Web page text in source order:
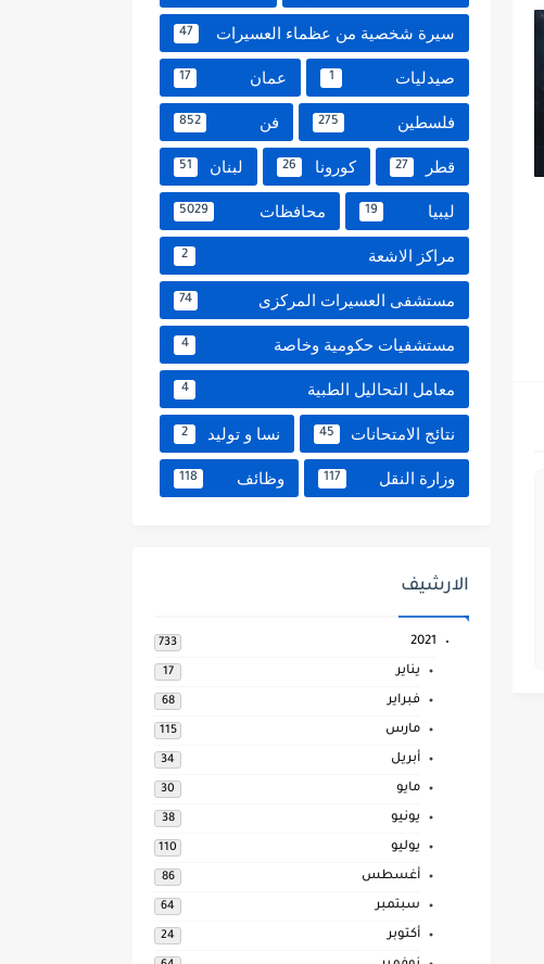
سيرة شخصية من عظماء العسيرات 47
صيدليات 1 عمان 17
فلسطين 275 فن 852
قطر 27 كورونا 26 لبنان 51
ليبيا 19 محافظات 5029
مراكز الاشعة 2
مستشفى العسيرات المركزى 74
مستشفيات حكومية وخاصة 4
معامل التحاليل الطبية 4
نتائج الامتحانات 45 نسا و توليد 2
وزارة النقل 117 وظائف 118
الارشيف
2021
733
يناير 17
فبراير 68
مارس 115
أبريل 34
مايو 30
يونيو 38
يوليو 110
أغسطس 86
سبتمبر 64
أكتوبر 24